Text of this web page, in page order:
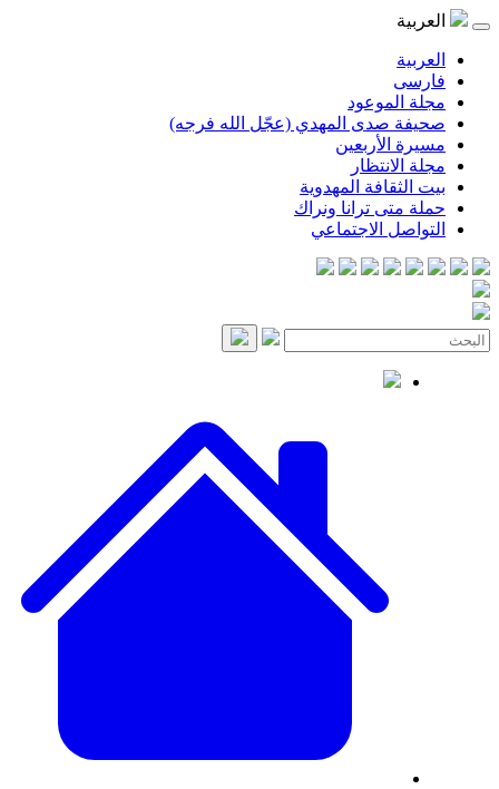
المهدي (عجّل الله فرجه)
المهدوية
ترانا ونراك
الاجتماعي